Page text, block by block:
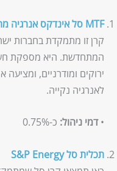
MTF סל אינדקס אנרגיה מתחדשת ישראל
קרן זו מתמקדת בחברות
המתחדשת. היא מספקת
ירוקים ומודרניים,
לאנרגיה נקייה.
•דמי ניהול: כ-0.75%
תכלית סל S&P Energy